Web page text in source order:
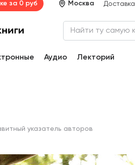
за 0 руб Москва Доставка
Аудио Лекторий
указатель авторов